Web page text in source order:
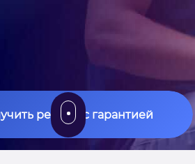
ремонт с гарантией